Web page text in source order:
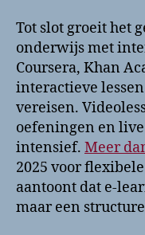
Tot slot groeit het
onderwijs met
Coursera, Khan
interactieve
vereisen.
oefeningen en
intensief. Meer
2025 voor
aantoont dat e-
maar een